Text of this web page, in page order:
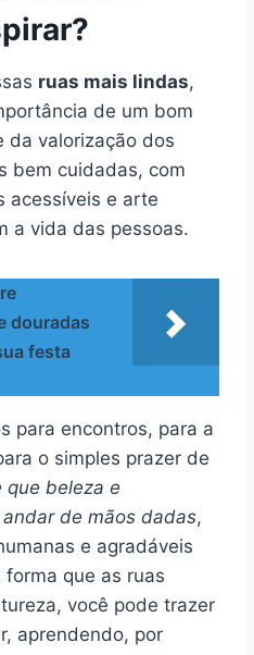
ruas mais lindas,
de um bom
da valorização dos
bem cuidadas, com
acessíveis e arte
a vida das pessoas.
douradas
festa
para encontros, para a
o simples prazer de
que beleza e
de mãos dadas,
e agradáveis
que as ruas
você pode trazer
aprendendo, por